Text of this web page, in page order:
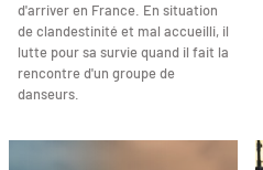
d'arriver en France. En situation
de clandestinité et mal accueilli, il
lutte pour sa survie quand il fait la
rencontre d'un groupe de
danseurs.